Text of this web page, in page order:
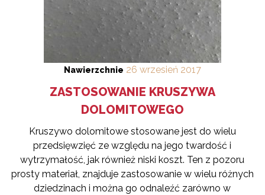
Nawierzchnie 26 wrzesień 2017
ZASTOSOWANIE KRUSZYWA
DOLOMITOWEGO
Kruszywo dolomitowe stosowane jest do wielu
przedsięwzięć ze względu na jego twardość i
wytrzymałość, jak również niski koszt. Ten z pozoru
prosty materiał, znajduje zastosowanie w wielu różnych
dziedzinach i można go odnaleźć zarówno w